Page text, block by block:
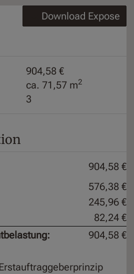
Download Expose
904,58 €
ca. 71,57 m2
3
904,58 €
576,38 €
245,96 €
82,24 €
904,58 €